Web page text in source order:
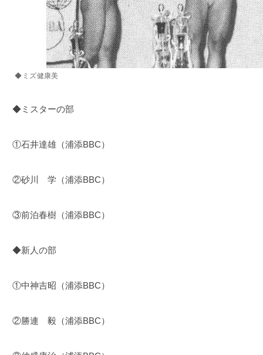
◆ミズ健康美
◆ミスターの部
①石井達雄（浦添BBC）
②砂川 学（浦添BBC）
③前泊春樹（浦添BBC）
◆新人の部
①中神吉昭（浦添BBC）
②勝連 毅（浦添BBC）